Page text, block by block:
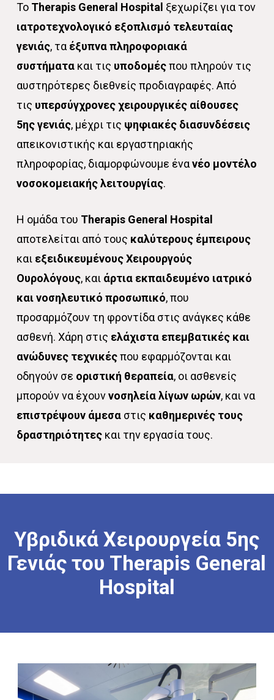
Το Therapis General Hospital ξεχωρίζει για τον
ιατροτεχνολογικό εξοπλισμό τελευταίας
γενιάς, τα έξυπνα πληροφοριακά
συστήματακαι τις υποδομέςπου πληρούν τις
αυστηρότερες διεθνείς προδιαγραφές. Από
τις υπερσύγχρονες χειρουργικές αίθουσες
5ης γενιάς, μέχρι τις ψηφιακές διασυνδέσεις
απεικονιστικής και εργαστηριακής
πληροφορίας, διαμορφώνουμε ένανέο μοντέλο
νοσοκομειακής λειτουργίας.
Η ομάδα του Therapis General Hospital
αποτελείται από τους καλύτερους έμπειρους
και εξειδικευμένους Χειρουργούς
Ουρολόγους, και άρτια εκπαιδευμένο ιατρικό
και νοσηλευτικό προσωπικό, που
προσαρμόζουν τη φροντίδα στις ανάγκες κάθε
ασθενή. Χάρη στις ελάχιστα επεμβατικές και
ανώδυνες τεχνικέςπου εφαρμόζονται και
οδηγούν σε οριστική θεραπεία, οι ασθενείς
μπορούν να έχουννοσηλεία λίγων ωρών, και να
επιστρέψουν άμεσαστις καθημερινές τους
δραστηριότητεςκαι την εργασία τους.
Υβριδικά Χειρουργεία 5ης
Γενιάς του Therapis General
Hospital